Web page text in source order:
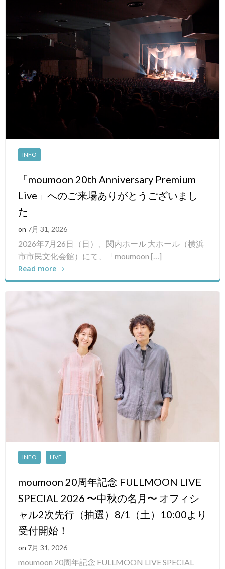
INFO
「moumoon 20th Anniversary Premium
Live」へのご来場ありがとうございまし
た
on 7月 31, 2026
2026年7月26日（日）、関内ホール 大ホール（横浜
市市民文化会館）にて、「moumoon […]
Read more
INFO LIVE
moumoon 20周年記念 FULLMOON LIVE
SPECIAL 2026 〜中秋の名月〜 オフィシ
ャル2次先行（抽選）8/1（土）10:00より
受付開始！
on 7月 31, 2026
moumoon 20周年記念 FULLMOON LIVE SPECIAL